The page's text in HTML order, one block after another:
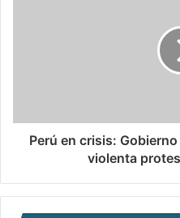
Perú en crisis:
violenta